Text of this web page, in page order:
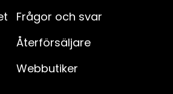
Frågor och svar
Återförsäljare
Webbutiker